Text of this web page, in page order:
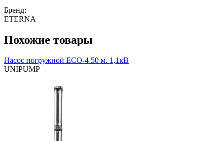
Бренд:
ETERNA
Похожие товары
Насос погружной ЕСО-4 50 м. 1,1кВ
UNIPUMP